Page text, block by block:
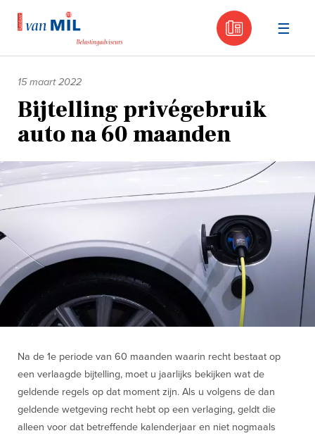
030 -
inhoud
15 maart 2022
Bijtelling privégebruik
auto na 60 maanden
Na de 1e periode van 60 maanden waarin recht bestaat op
een verlaagde bijtelling, moet u jaarlijks bekijken wat de
geldende regels op dat moment zijn. Als u volgens de dan
geldende wetgeving recht hebt op een verlaging, geldt die
alleen voor dat betreffende kalenderjaar en niet nogmaals